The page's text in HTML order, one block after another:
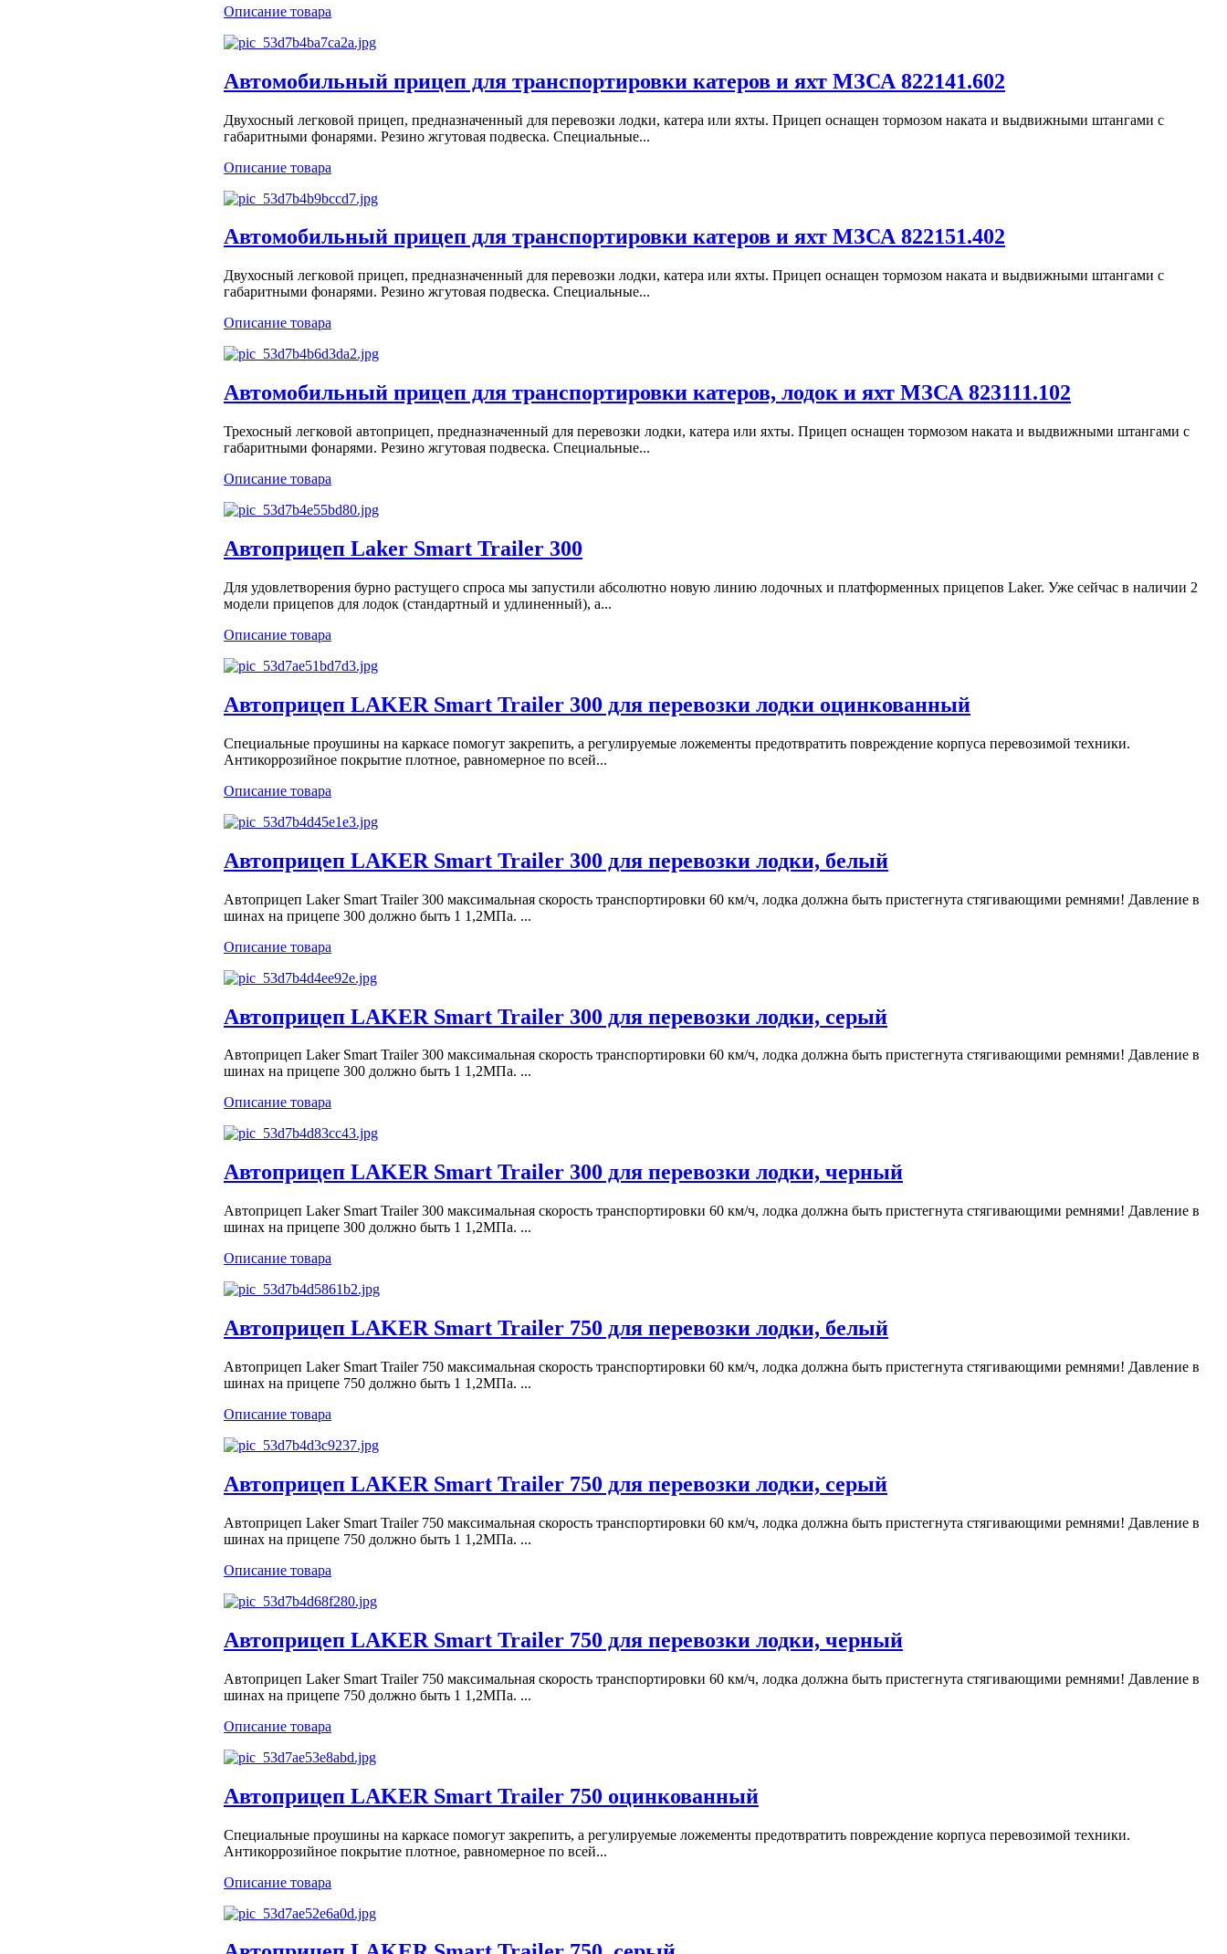
Описание товара
Автомобильный прицеп для транспортировки катеров и яхт МЗСА 822141.602
Двухосный легковой прицеп, предназначенный для перевозки лодки, катера или яхты. Прицеп оснащен тормозом наката и выдвижными штангами с
габаритными фонарями. Резино жгутовая подвеска. Специальные...
Описание товара
Автомобильный прицеп для транспортировки катеров и яхт МЗСА 822151.402
Двухосный легковой прицеп, предназначенный для перевозки лодки, катера или яхты. Прицеп оснащен тормозом наката и выдвижными штангами с
габаритными фонарями. Резино жгутовая подвеска. Специальные...
Описание товара
Автомобильный прицеп для транспортировки катеров, лодок и яхт МЗСА 823111.102
Трехосный легковой автоприцеп, предназначенный для перевозки лодки, катера или яхты. Прицеп оснащен тормозом наката и выдвижными штангами с
габаритными фонарями. Резино жгутовая подвеска. Специальные...
Описание товара
Автоприцеп Laker Smart Trailer 300
Для удовлетворения бурно растущего спроса мы запустили абсолютно новую линию лодочных и платформенных прицепов Laker. Уже сейчас в наличии 2
модели прицепов для лодок (стандартный и удлиненный), а...
Описание товара
Автоприцеп LAKER Smart Trailer 300 для перевозки лодки оцинкованный
Специальные проушины на каркасе помогут закрепить, а регулируемые ложементы предотвратить повреждение корпуса перевозимой техники.
Антикоррозийное покрытие плотное, равномерное по всей...
Описание товара
Автоприцеп LAKER Smart Trailer 300 для перевозки лодки, белый
Автоприцеп Laker Smart Trailer 300 максимальная скорость транспортировки 60 км/ч, лодка должна быть пристегнута стягивающими ремнями! Давление в
шинах на прицепе 300 должно быть 1 1,2МПа. ...
Описание товара
Автоприцеп LAKER Smart Trailer 300 для перевозки лодки, серый
Автоприцеп Laker Smart Trailer 300 максимальная скорость транспортировки 60 км/ч, лодка должна быть пристегнута стягивающими ремнями! Давление в
шинах на прицепе 300 должно быть 1 1,2МПа. ...
Описание товара
Автоприцеп LAKER Smart Trailer 300 для перевозки лодки, черный
Автоприцеп Laker Smart Trailer 300 максимальная скорость транспортировки 60 км/ч, лодка должна быть пристегнута стягивающими ремнями! Давление в
шинах на прицепе 300 должно быть 1 1,2МПа. ...
Описание товара
Автоприцеп LAKER Smart Trailer 750 для перевозки лодки, белый
Автоприцеп Laker Smart Trailer 750 максимальная скорость транспортировки 60 км/ч, лодка должна быть пристегнута стягивающими ремнями! Давление в
шинах на прицепе 750 должно быть 1 1,2МПа. ...
Описание товара
Автоприцеп LAKER Smart Trailer 750 для перевозки лодки, серый
Автоприцеп Laker Smart Trailer 750 максимальная скорость транспортировки 60 км/ч, лодка должна быть пристегнута стягивающими ремнями! Давление в
шинах на прицепе 750 должно быть 1 1,2МПа. ...
Описание товара
Автоприцеп LAKER Smart Trailer 750 для перевозки лодки, черный
Автоприцеп Laker Smart Trailer 750 максимальная скорость транспортировки 60 км/ч, лодка должна быть пристегнута стягивающими ремнями! Давление в
шинах на прицепе 750 должно быть 1 1,2МПа. ...
Описание товара
Автоприцеп LAKER Smart Trailer 750 оцинкованный
Специальные проушины на каркасе помогут закрепить, а регулируемые ложементы предотвратить повреждение корпуса перевозимой техники.
Антикоррозийное покрытие плотное, равномерное по всей...
Описание товара